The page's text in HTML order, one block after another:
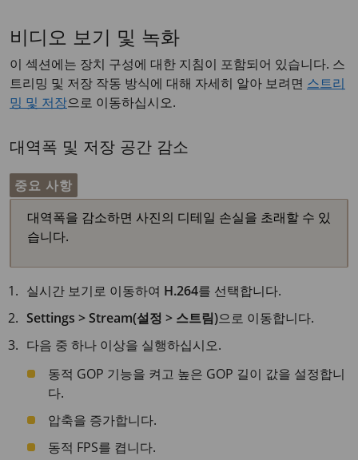
비디오 보기 및 녹화
이 섹션에는 장치 구성에 대한 지침이 포함되어 있습니다. 스
트리밍 및 저장 작동 방식에 대해 자세히 알아 보려면 스트리
밍 및 저장으로 이동하십시오.
대역폭 및 저장 공간 감소
중요 사항
대역폭을 감소하면 사진의 디테일 손실을 초래할 수 있
습니다.
실시간 보기로 이동하여 H.264를 선택합니다.
Settings > Stream(설정 > 스트림)으로 이동합니다.
다음 중 하나 이상을 실행하십시오.
동적 GOP 기능을 켜고 높은 GOP 길이 값을 설정합니
다.
압축을 증가합니다.
동적 FPS를 켭니다.